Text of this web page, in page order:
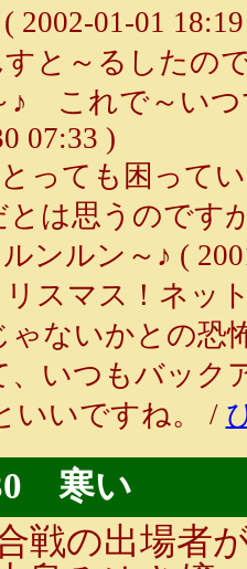
2002-01-01
すと～るしたの
♪ これで～い
07:33 )
っても困ってい
とは思うのです
ンルン～♪ (
リスマス！ネッ
ゃないかとの恐
、いつもバック
いいですね。 /
寒い
戦の出場者